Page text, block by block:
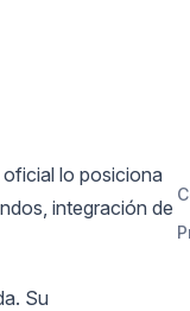
lo posiciona
integración de
Su